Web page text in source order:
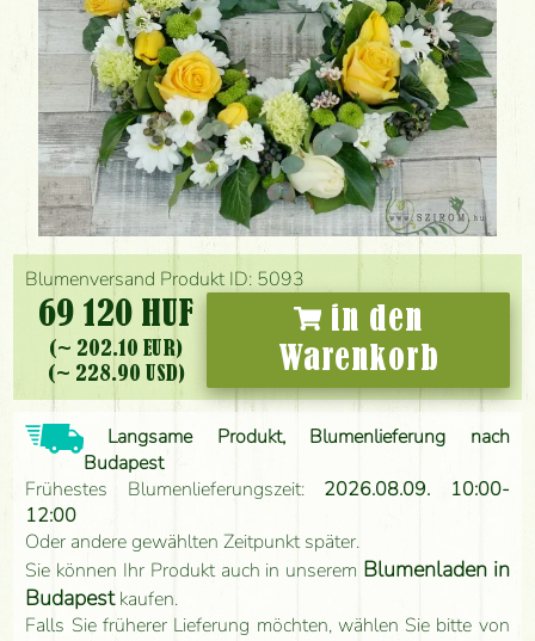
Blumenversand Produkt ID: 5093
69 120 HUF
(~ 202.10 EUR)
(~ 228.90 USD)
in den
Warenkorb
Langsame Produkt, Blumenlieferung nach
Budapest
Frühestes Blumenlieferungszeit: 2026.08.09. 10:00-
12:00
Oder andere gewählten Zeitpunkt später.
Sie können Ihr Produkt auch in unserem Blumenladen in
Budapestkaufen.
Falls Sie früherer Lieferung möchten, wählen Sie bitte von